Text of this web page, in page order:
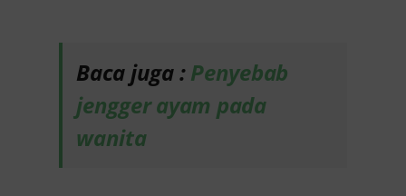
Baca juga :Penyebab
jengger ayam pada
wanita